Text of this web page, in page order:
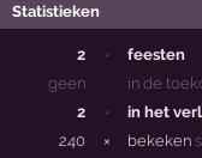
Statistieken
2 ·
feesten
geen
·
in de
2
·
in het
240
× bekeken